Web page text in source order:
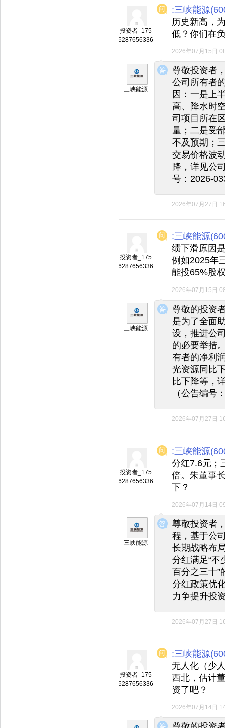
投资者_175
6287656336
:三峡能源
历史新高，
低？你们在
2026年07月15日
◆
◆
三峡能源
尊敬投资者
公司所有者
因：一是上
高、降水时
司项目所在
量；二是受
不及预期；
交易价格波
降，详见公
号：2026-
2026年07月27日
投资者_175
6287656336
:三峡能源
绩下滑原因
例如2025年
能投65%股
2026年07月15日
◆
◆
三峡能源
尊敬的投资
是为了全面
设，推进公
的必要举措
有者的净利
光资源同比
比下降等，
（公告编号
2026年07月27日
投资者_175
6287656336
:三峡能源
分红7.6元；
倍。朱董事
下？
2026年07月14日
◆
◆
三峡能源
尊敬投资者
程，基于公
长期战略布
分红满足“不
百分之三十”
分红政策优
力争提升投
2026年07月27日
投资者_175
6287656336
:三峡能源
无人化（少
西北，估计
资了吧？
2026年07月14日
◆
◆